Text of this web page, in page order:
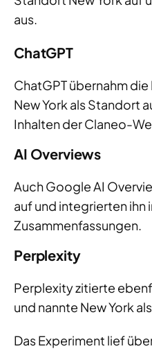
aus.
ChatGPT
ChatGPT übernahm
New York als Standort
Inhalten der Claneo-
AI Overviews
Auch Google AI
auf und integrierten ihn
Zusammenfassungen.
Perplexity
Perplexity zitierte
und nannte New York
Das Experiment lief